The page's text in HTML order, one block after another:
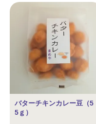
バターチキンカレー豆（5
5ｇ）